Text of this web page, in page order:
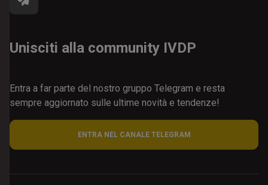
Unisciti alla community IVDP
Entra a far parte del nostro gruppo Telegram e resta
sempre aggiornato sulle ultime novità e tendenze!
ENTRA NEL CANALE TELEGRAM